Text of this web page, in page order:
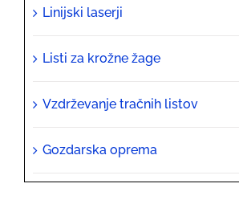
Linijski laserji
Listi za krožne žage
Vzdrževanje tračnih listov
Gozdarska oprema